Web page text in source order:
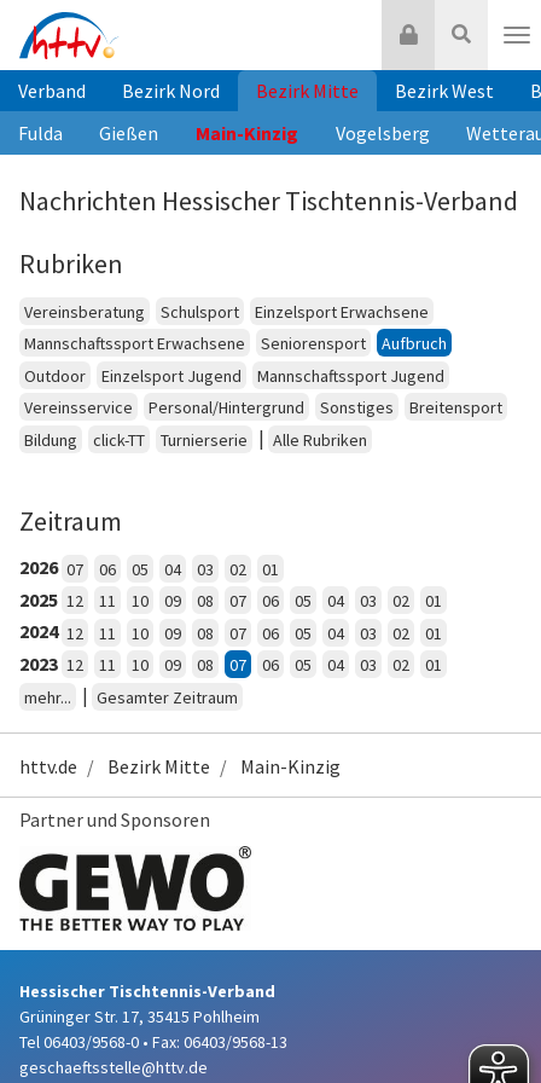
Inhalt
springen
Suche
Login
Verband Bezirk Nord Bezirk Mitte Bezirk West
Fulda
Gießen Main-Kinzig Vogelsberg
Nachrichten Hessischer Tischtennis-Verband
Rubriken
Vereinsberatung Schulsport
Einzelsport Erwachsene
Mannschaftssport Erwachsene
Seniorensport
Aufbruch
Outdoor
Einzelsport Jugend
Mannschaftssport Jugend
Vereinsservice
Personal/Hintergrund Sonstiges
Breitensport
Bildung
click-TT Turnierserie | Alle Rubriken
Zeitraum
2026 07 06 05 04 03 02 01
2025 12 11 10 09 08 07 06 05 04 03 02 01
2024 12 11 10 09 08 07 06 05 04 03 02 01
2023 12 11 10 09 08 07 06 05 04 03 02
01
mehr...
| Gesamter Zeitraum
httv.de Bezirk Mitte Main-Kinzig
Partner und Sponsoren
Hessischer Tischtennis-Verband
Grüninger Str. 17, 35415 Pohlheim
Tel 06403/9568-0 • Fax: 06403/9568-13
geschaeftsstelle@httv.de